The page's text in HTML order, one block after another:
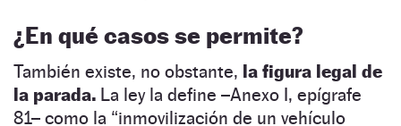
¿En qué casos se permite?
También existe, no obstante, la figura legal de
la parada. La ley la define –Anexo I, epígrafe
81– como la “inmovilización de un vehículo